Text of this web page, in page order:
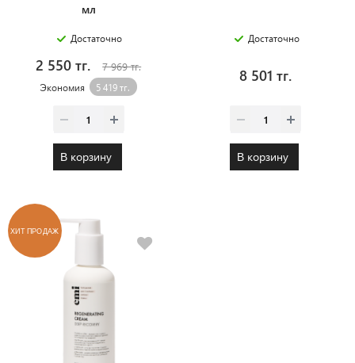
мл
Достаточно
2 550 тг. 7 969 тг.
Экономия 5 419 тг.
В корзину
Достаточно
8 501 тг.
В корзину
ХИТ ПРОДАЖ